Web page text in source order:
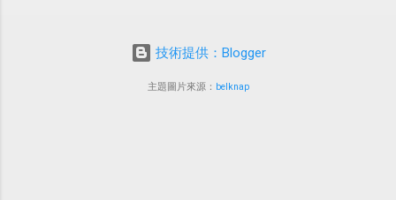
技術提供：Blogger
主題圖片來源： belknap